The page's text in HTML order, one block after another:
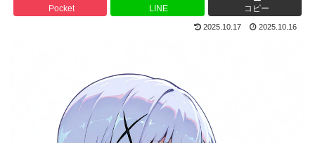
Pocket LINE コピー
2025.10.17 2025.10.16